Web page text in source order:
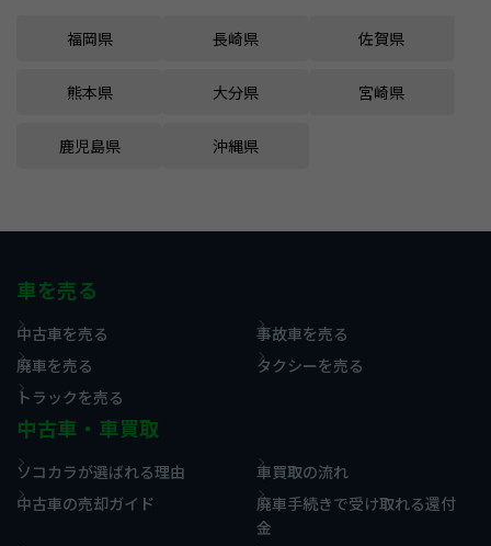
福岡県 長崎県 佐賀県
熊本県 大分県 宮崎県
鹿児島県 沖縄県
車を売る
中古車を売る
事故車を売る
廃車を売る
タクシーを売る
トラックを売る
中古車・車買取
ソコカラが選ばれる理由
車買取の流れ
中古車の売却ガイド
廃車手続きで受け取れる還付
金